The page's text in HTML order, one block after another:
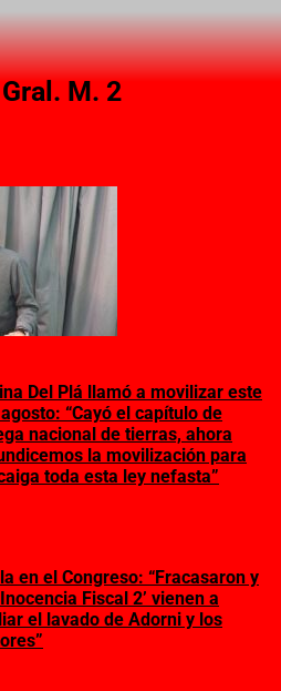
M. 2
Del Plá llamó a movilizar este
“Cayó el capítulo de
nacional de tierras, ahora
la movilización para
toda esta ley nefasta”
en el Congreso: “Fracasaron y
Fiscal 2’ vienen a
el lavado de Adorni y los